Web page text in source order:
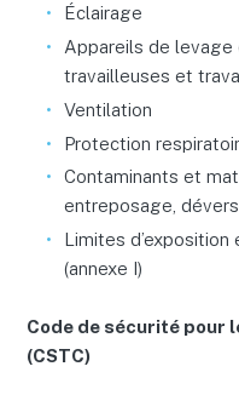
Éclairage
Appareils de levage
travailleuses et
Ventilation
Protection
Contaminants et
entreposage,
Limites
(annexe I)
Code de sécurité pour
(CSTC)